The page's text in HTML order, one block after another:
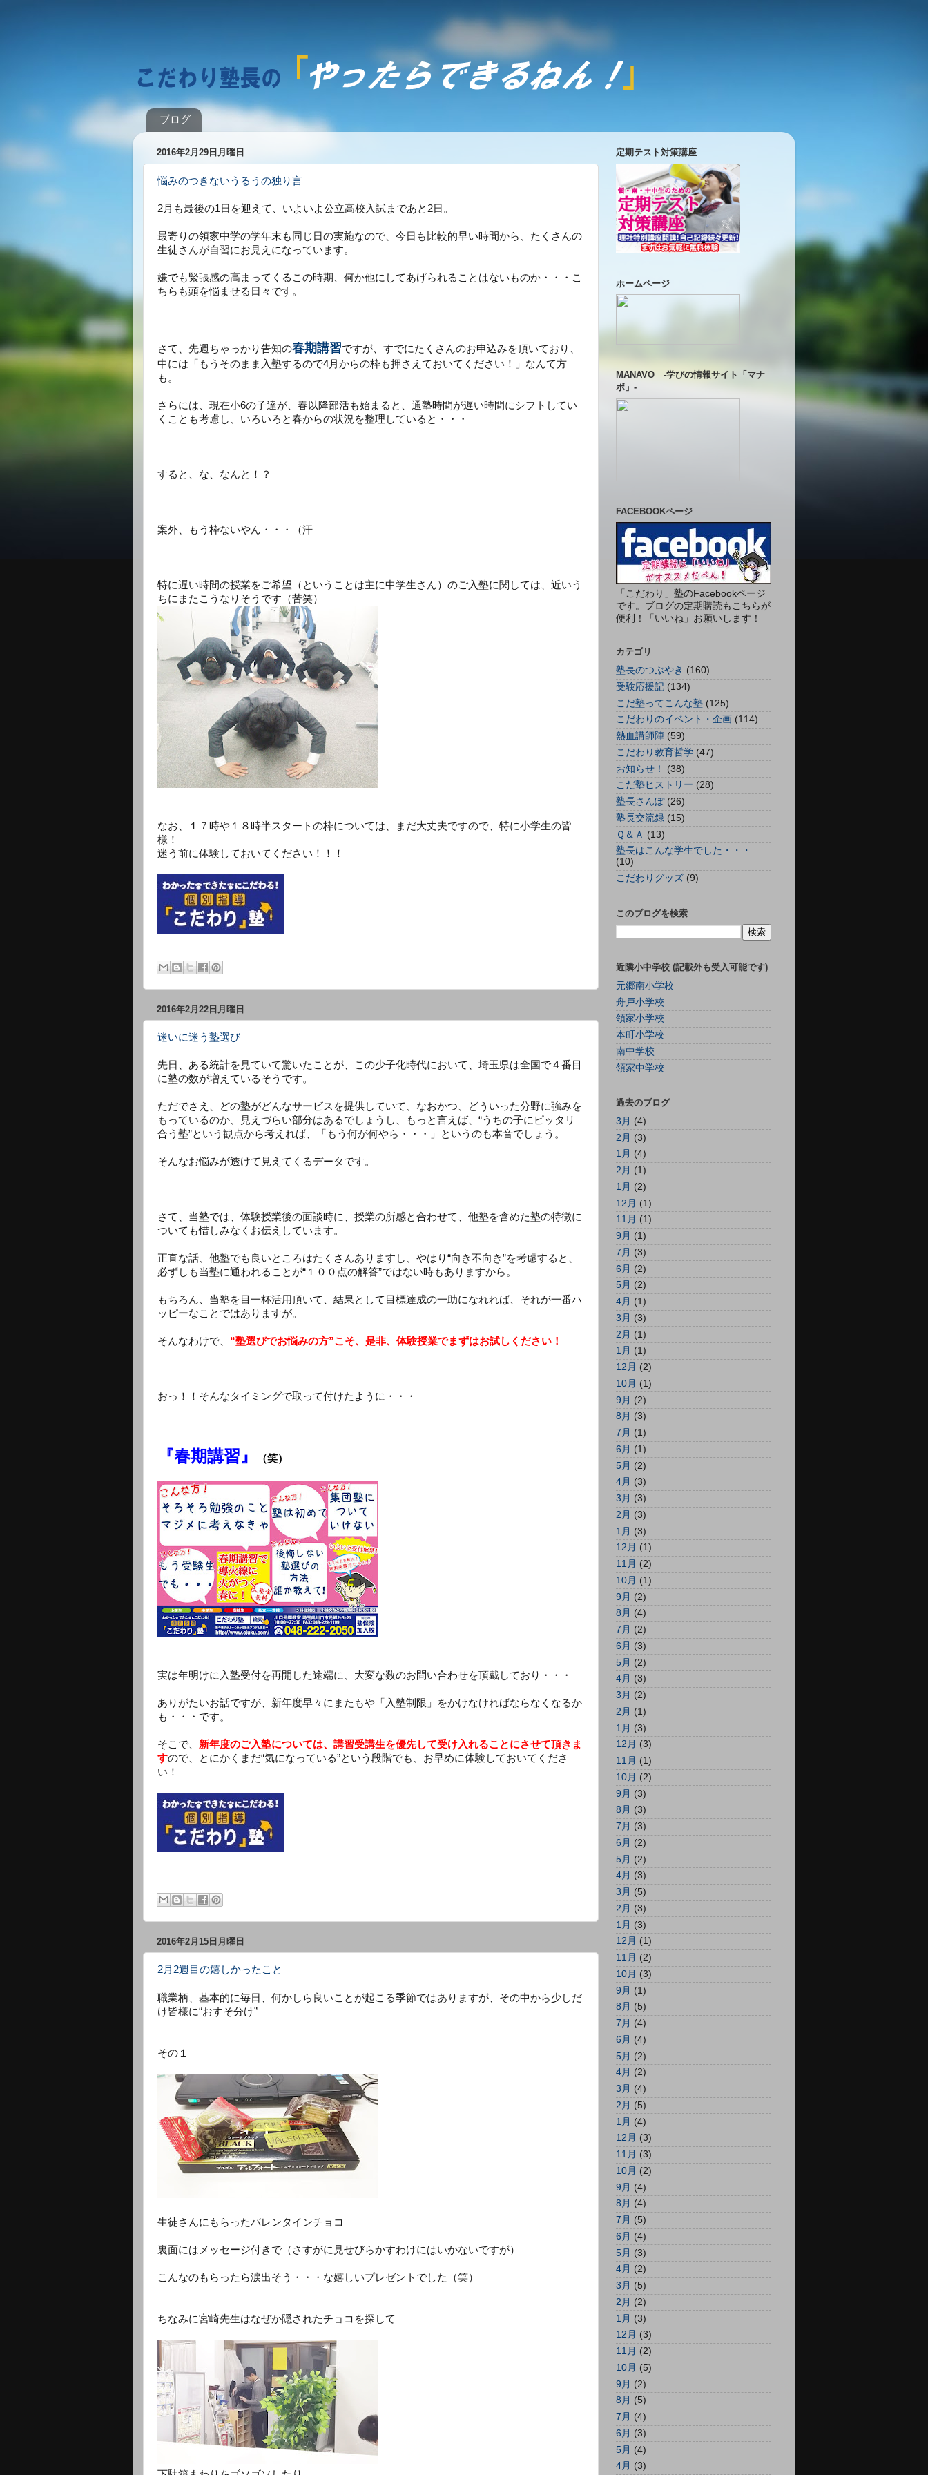
ブログ
2016年2月29日月曜日
悩みのつきないうるうの独り言
2月も最後の1日を迎えて、いよいよ公立高校入試まであと2日。
最寄りの領家中学の学年末も同じ日の実施なので、今日も比較的早い時間から、たくさんの
生徒さんが自習にお見えになっています。
嫌でも緊張感の高まってくるこの時期、何か他にしてあげられることはないものか・・・こ
ちらも頭を悩ませる日々です。
さて、先週ちゃっかり告知の春期講習ですが、すでにたくさんのお申込みを頂いており、
中には「もうそのまま入塾するので4月からの枠も押さえておいてください！」なんて方
も。
さらには、現在小6の子達が、春以降部活も始まると、通塾時間が遅い時間にシフトしてい
くことも考慮し、いろいろと春からの状況を整理していると・・・
すると、な、なんと！？
案外、もう枠ないやん・・・（汗
特に遅い時間の授業をご希望（ということは主に中学生さん）のご入塾に関しては、近いう
ちにまたこうなりそうです（苦笑）
なお、１７時や１８時半スタートの枠については、まだ大丈夫ですので、特に小学生の皆
様！
迷う前に体験しておいてください！！！
2016年2月22日月曜日
迷いに迷う塾選び
先日、ある統計を見ていて驚いたことが、この少子化時代において、埼玉県は全国で４番目
に塾の数が増えているそうです。
ただでさえ、どの塾がどんなサービスを提供していて、なおかつ、どういった分野に強みを
もっているのか、見えづらい部分はあるでしょうし、もっと言えば、“うちの子にピッタリ
合う塾”という観点から考えれば、「もう何が何やら・・・」というのも本音でしょう。
そんなお悩みが透けて見えてくるデータです。
さて、当塾では、体験授業後の面談時に、授業の所感と合わせて、他塾を含めた塾の特徴に
ついても惜しみなくお伝えしています。
正直な話、他塾でも良いところはたくさんありますし、やはり“向き不向き”を考慮すると、
必ずしも当塾に通われることが“１００点の解答”ではない時もありますから。
もちろん、当塾を目一杯活用頂いて、結果として目標達成の一助になれれば、それが一番ハ
ッピーなことではありますが。
そんなわけで、 “塾選びでお悩みの方”こそ、是非、体験授業でまずはお試しください！
おっ！！そんなタイミングで取って付けたように・・・
『春期講習』 （笑）
実は年明けに入塾受付を再開した途端に、大変な数のお問い合わせを頂戴しており・・・
ありがたいお話ですが、新年度早々にまたもや「入塾制限」をかけなければならなくなるか
も・・・です。
そこで、 新年度のご入塾については、講習受講生を優先して受け入れることにさせて頂きま
すので、とにかくまだ“気になっている”という段階でも、お早めに体験しておいてくださ
い！
2016年2月15日月曜日
2月2週目の嬉しかったこと
職業柄、基本的に毎日、何かしら良いことが起こる季節ではありますが、その中から少しだ
け皆様に“おすそ分け”
その１
生徒さんにもらったバレンタインチョコ
裏面にはメッセージ付きで（さすがに見せびらかすわけにはいかないですが）
こんなのもらったら涙出そう・・・な嬉しいプレゼントでした（笑）
ちなみに宮崎先生はなぜか隠されたチョコを探して
定期テスト対策講座
ホームページ
MANAVO -学びの情報サイト「マナ
ボ」-
FACEBOOKページ
「こだわり」塾のFacebookページ
です。ブログの定期購読もこちらが
便利！「いいね」お願いします！
カテゴリ
塾長のつぶやき (160)
受験応援記 (134)
こだ塾ってこんな塾 (125)
こだわりのイベント・企画 (114)
熱血講師陣 (59)
こだわり教育哲学 (47)
お知らせ！
(38)
こだ塾ヒストリー (28)
塾長さんぽ (26)
塾長交流録 (15)
Ｑ＆Ａ (13)
塾長はこんな学生でした・・・
(10)
こだわりグッズ (9)
このブログを検索
近隣小中学校 (記載外も受入可能です)
元郷南小学校
舟戸小学校
領家小学校
本町小学校
南中学校
領家中学校
過去のブログ
3月 (4)
2月 (3)
1月 (4)
2月 (1)
1月 (2)
12月 (1)
11月 (1)
9月 (1)
7月 (3)
6月 (2)
5月 (2)
4月 (1)
3月 (3)
2月 (1)
1月 (1)
12月 (2)
10月 (1)
9月 (2)
8月 (3)
7月 (1)
6月 (1)
5月 (2)
4月 (3)
3月 (3)
2月 (3)
1月 (3)
12月 (1)
11月 (2)
10月 (1)
9月 (2)
8月 (4)
7月 (2)
6月 (3)
5月 (2)
4月 (3)
3月 (2)
2月 (1)
1月 (3)
12月 (3)
11月 (1)
10月 (2)
9月 (3)
8月 (3)
7月 (3)
6月 (2)
5月 (2)
4月 (3)
3月 (5)
2月 (3)
1月 (3)
12月 (1)
11月 (2)
10月 (3)
9月 (1)
8月 (5)
7月 (4)
6月 (4)
5月 (2)
4月 (2)
3月 (4)
2月 (5)
1月 (4)
12月 (3)
11月 (3)
10月 (2)
9月 (4)
8月 (4)
7月 (5)
6月 (4)
5月 (3)
4月 (2)
3月 (5)
2月 (2)
1月 (3)
12月 (3)
11月 (2)
10月 (5)
9月 (2)
8月 (5)
7月 (4)
6月 (3)
5月 (4)
4月 (3)